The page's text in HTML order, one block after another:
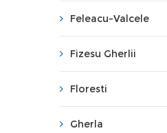
Feleacu-Valcele
Fizesu Gherlii
Floresti
Gherla